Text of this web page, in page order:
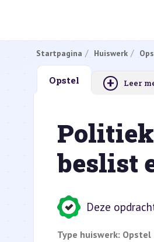
Startpagina Huiswerk
Opstel + Leer
beslist
Deze
Type huiswerk: Opstel